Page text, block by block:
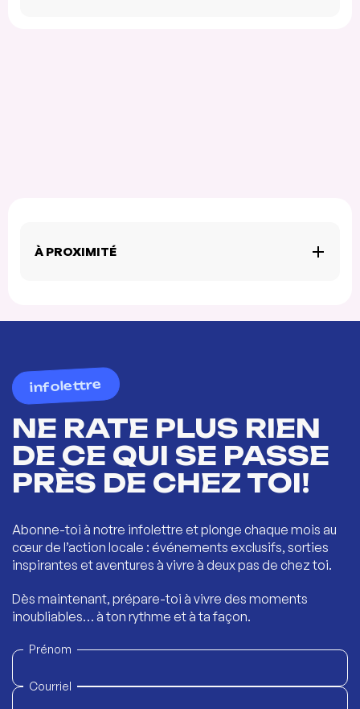
À PROXIMITÉ
infolettre
NE RATE PLUS RIEN
DE CE QUI SE PASSE
PRÈS DE CHEZ TOI!
Abonne-toi à notre infolettre et plonge chaque mois au
cœur de l’action locale : événements exclusifs, sorties
inspirantes et aventures à vivre à deux pas de chez toi.
Dès maintenant, prépare-toi à vivre des moments
inoubliables… à ton rythme et à ta façon.
Prénom
Courriel